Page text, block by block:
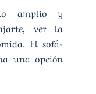
amplio y
ver la
El sofá-
una opción